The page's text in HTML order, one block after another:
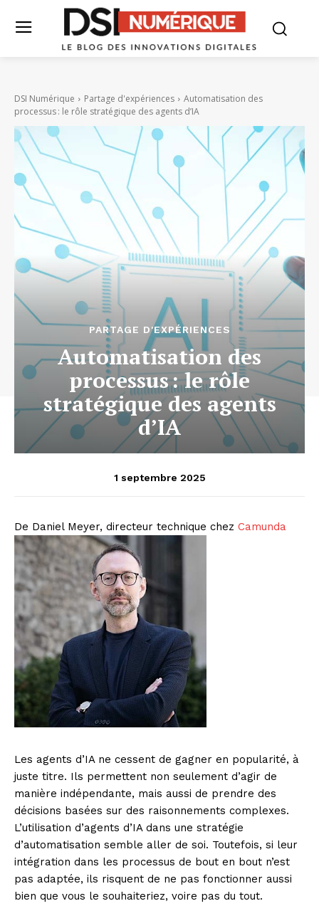
DSI Numérique Partage d'expériences
Automatisation des
processus : le rôle stratégique des agents d’IA
PARTAGE D'EXPÉRIENCES
Automatisation des
processus : le rôle
stratégique des agents
d’IA
1 septembre 2025
De Daniel Meyer, directeur technique chez Camunda
Les agents d’IA ne cessent de gagner en popularité, à
juste titre. Ils permettent non seulement d’agir de
manière indépendante, mais aussi de prendre des
décisions basées sur des raisonnements complexes.
L’utilisation d’agents d’IA dans une stratégie
d’automatisation semble aller de soi. Toutefois, si leur
intégration dans les processus de bout en bout n’est
pas adaptée, ils risquent de ne pas fonctionner aussi
bien que vous le souhaiteriez, voire pas du tout.